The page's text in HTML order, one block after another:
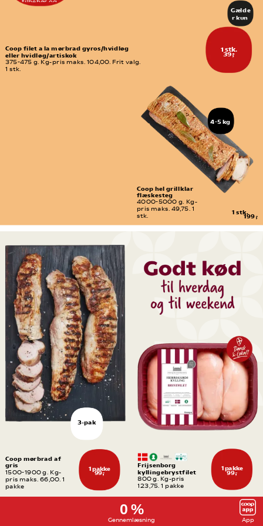
0 %
Gennemlæsning App
1 stk.
39,-
Coop filet a la mørbrad gyros/hvidløg
eller hvidløg/artiskok
375-475 g. Kg-pris maks. 104,00. Frit valg.
1 stk.
1 stk.
199,-
Coop hel grillklar
flæskesteg
4000-5000 g. Kg-
pris maks. 49,75. 1
stk.
delikates
se-
afdeling
tilbehør og
4-5 kg
Gælde
r kun
freda
g d.
1 pakke
99,-
Coop mørbrad af
gris
1500-1900 g. Kg-
pris maks. 66,00. 1
pakke
1 pakke
99,-
Frijsenborg
kyllingebrystfilet
800 g. Kg-pris
123,75. 1 pakke
3-pak